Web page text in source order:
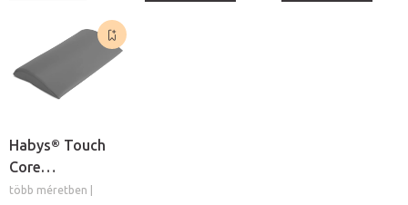
Habys® Touch
Core
félhengerpárna
több méretben |